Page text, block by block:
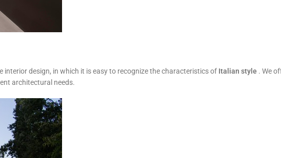
design, in which it is easy to recognize the characteristics of Italian style . We
architectural needs.